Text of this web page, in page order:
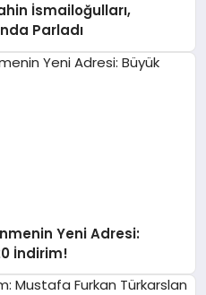
İsmailoğulları,
Parladı ￼
Yeni Adresi:
İndirim!